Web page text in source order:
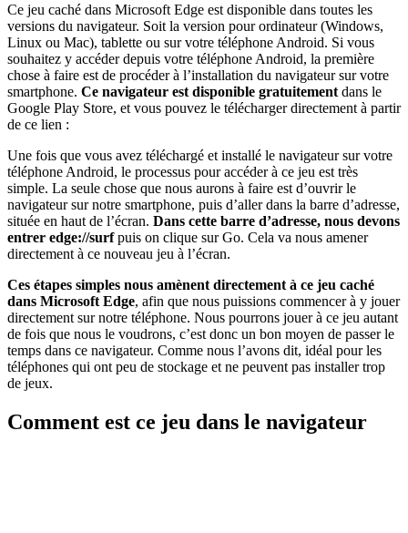
Ce jeu caché dans Microsoft Edge est disponible dans toutes les
versions du navigateur. Soit la version pour ordinateur (Windows,
Linux ou Mac), tablette ou sur votre téléphone Android. Si vous
souhaitez y accéder depuis votre téléphone Android, la première
chose à faire est de procéder à l’installation du navigateur sur votre
smartphone. Ce navigateur est disponible gratuitement dans le
Google Play Store, et vous pouvez le télécharger directement à partir
de ce lien :
Une fois que vous avez téléchargé et installé le navigateur sur votre
téléphone Android, le processus pour accéder à ce jeu est très
simple. La seule chose que nous aurons à faire est d’ouvrir le
navigateur sur notre smartphone, puis d’aller dans la barre d’adresse,
située en haut de l’écran. Dans cette barre d’adresse, nous devons
entrer edge://surfpuis on clique sur Go. Cela va nous amener
directement à ce nouveau jeu à l’écran.
Ces étapes simples nous amènent directement à ce jeu caché
dans Microsoft Edge, afin que nous puissions commencer à y jouer
directement sur notre téléphone. Nous pourrons jouer à ce jeu autant
de fois que nous le voudrons, c’est donc un bon moyen de passer le
temps dans ce navigateur. Comme nous l’avons dit, idéal pour les
téléphones qui ont peu de stockage et ne peuvent pas installer trop
de jeux.
Comment est ce jeu dans le navigateur